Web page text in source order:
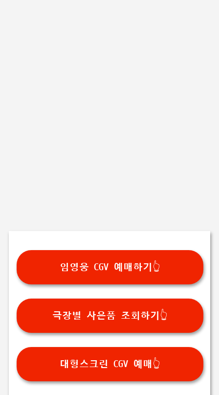
임영웅 CGV 예매하기👆
극장별 사은품 조회하기👆
대형스크린 CGV 예매👆